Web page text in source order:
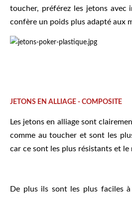
toucher, préférez les jetons avec
confère un poids plus adapté aux
JETONS EN ALLIAGE - COMPOSITE
Les jetons en alliage sont
comme au toucher et sont les
car ce sont les plus résistants et
De plus ils sont les plus faciles